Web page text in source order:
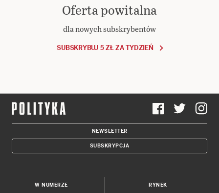
Oferta powitalna
dla nowych subskrybentów
SUBSKRYBUJ 5 ZŁ ZA TYDZIEŃ
NEWSLETTER
SUBSKRYPCJA
W NUMERZE RYNEK